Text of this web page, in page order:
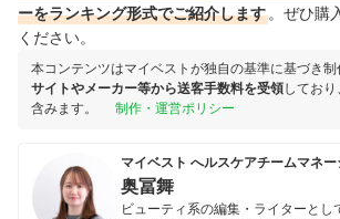
ーをランキング形式でご紹介します 。ぜひ購
ください。
本コンテンツはマイベストが独自の基準に基づき制
サイトやメーカー等から送客手数料を受領してお
含みます。
制作・運営ポリシー
マイベスト へルスケアチームマネ
奥冨舞
ビューティ系の編集・ライターとし